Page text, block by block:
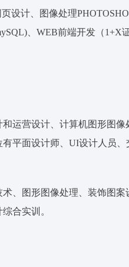
设计、图像处理
、WEB前端开发（1+X
运营设计、计算机图形图
平面设计师、UI设计人员
、图形图像处理、装饰图案
合实训。